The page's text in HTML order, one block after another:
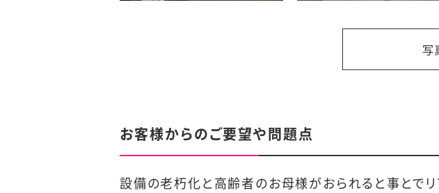
写
お客様からのご要望や問題点
設備の老朽化と高齢者のお母様がおられると事とでリ